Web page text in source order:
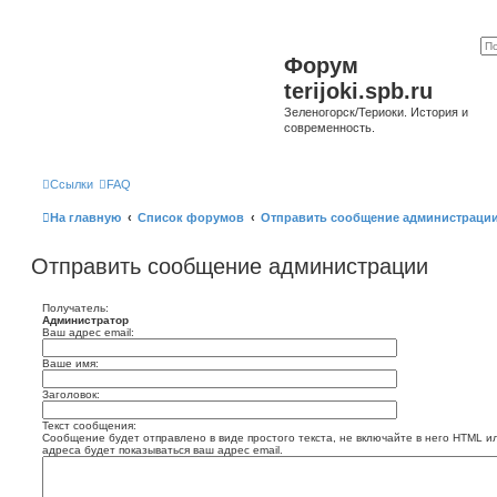
Форум
terijoki.spb.ru
Зеленогорск/Териоки. История и
современность.
Ссылки FAQ
На главную Список форумов Отправить сообщение
Отправить сообщение администрации
Получатель:
Администратор
Ваш адрес email:
Ваше имя:
Заголовок:
Текст сообщения:
Сообщение будет отправлено в виде простого текста, не включайте в него HTML
адреса будет показываться ваш адрес email.